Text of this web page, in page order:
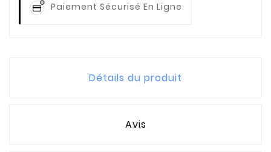
Paiement Sécurisé En Ligne
Détails du produit
Avis